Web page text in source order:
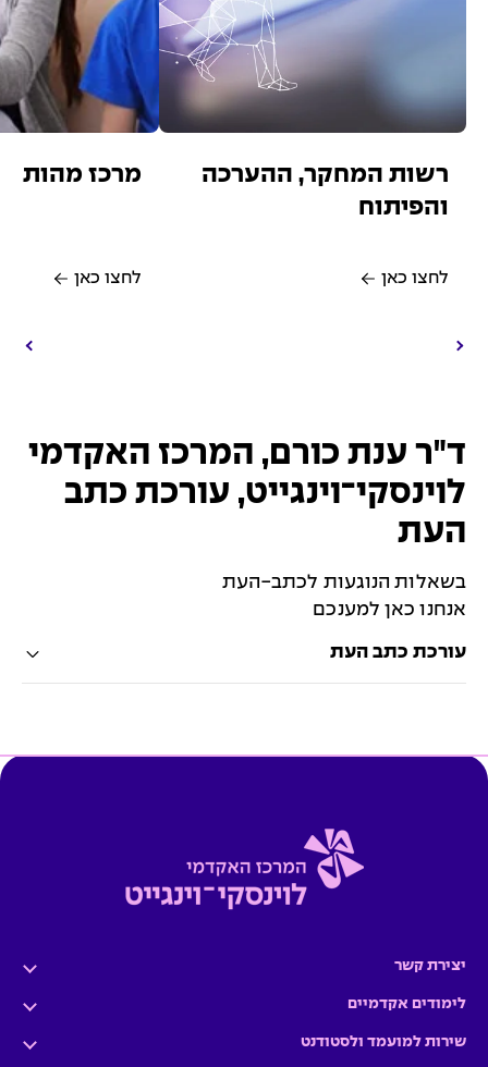
רשות המחקר, ההערכה
והפיתוח
לחצו כאן
מרכז מהות
לחצו כאן
ד"ר ענת כורם, המרכז האקדמי
לוינסקי־וינגייט, עורכת כתב
העת
בשאלות הנוגעות לכתב-העת
אנחנו כאן למענכם
עורכת כתב העת
יצירת קשר
לימודים אקדמיים
שירות למועמד ולסטודנט